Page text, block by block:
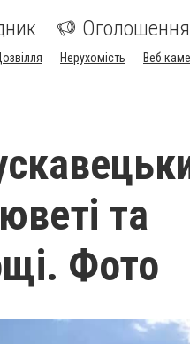
Оголошення
Нерухомість Веб
та
Фото